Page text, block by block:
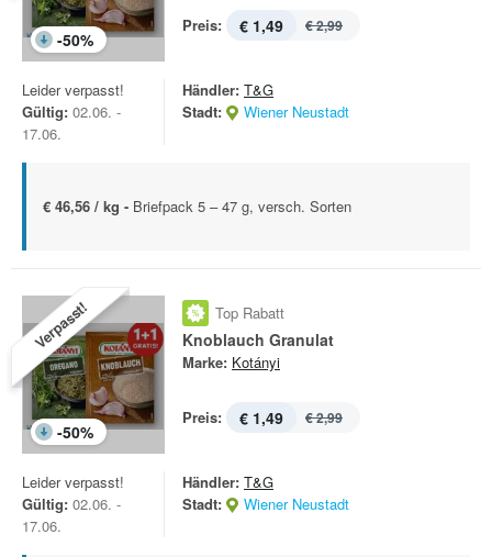
-50%
Preis: € 1,49 € 2,99
Leider verpasst!
Gültig: 02.06. -
17.06.
Händler: T&G
Stadt:
Wiener Neustadt
€ 46,56 / kg - Briefpack 5 – 47 g, versch. Sorten
Verpasst!
-50%
Top Rabatt
Knoblauch Granulat
Marke: Kotányi
Preis: € 1,49 € 2,99
Leider verpasst!
Gültig: 02.06. -
17.06.
Händler: T&G
Stadt:
Wiener Neustadt